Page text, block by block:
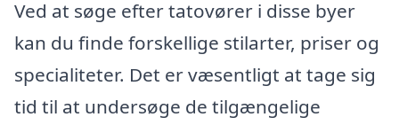
Ved at søge efter tatovører i disse byer
kan du finde forskellige stilarter, priser og
specialiteter. Det er væsentligt at tage sig
tid til at undersøge de tilgængelige